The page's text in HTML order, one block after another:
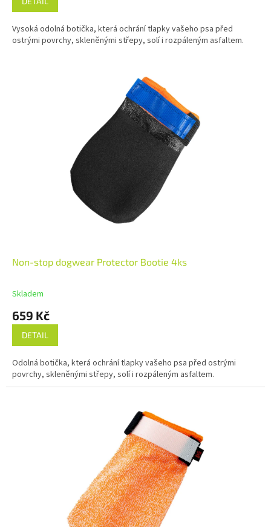
Vysoká odolná botička, která ochrání tlapky vašeho psa před
ostrými povrchy, skleněnými střepy, solí i rozpáleným asfaltem.
Non-stop dogwear Protector Bootie 4ks
Skladem
659 Kč
DETAIL
Odolná botička, která ochrání tlapky vašeho psa před ostrými
povrchy, skleněnými střepy, solí i rozpáleným asfaltem.